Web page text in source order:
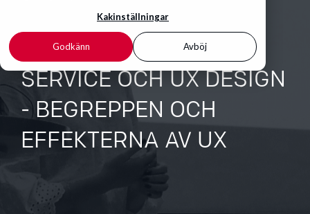
Kakinställningar
Godkänn Avböj
SERVICE OCH UX DESIGN
- BEGREPPEN OCH
EFFEKTERNA AV UX